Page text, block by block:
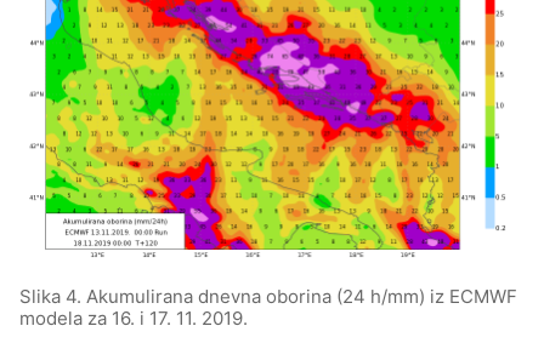
Slika 4. Akumulirana dnevna oborina (24 h/mm) iz ECMWF
modela za 16. i 17. 11. 2019.